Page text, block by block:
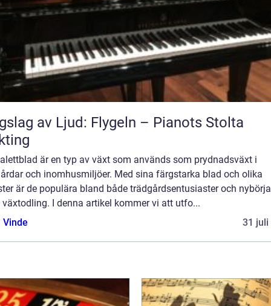
av Ljud: Flygeln – Pianots Stolta
är en typ av växt som används som prydnadsväxt i
och inomhusmiljöer. Med sina färgstarka blad och olika
är de populära bland både trädgårdsentusiaster och
I denna artikel kommer vi att utfo...
Vinde
31 juli